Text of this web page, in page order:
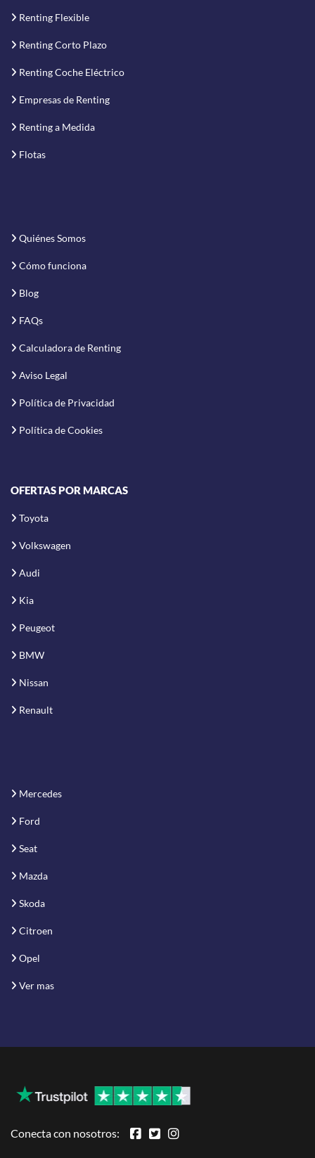
Renting Flexible
Renting Corto Plazo
Renting Coche Eléctrico
Empresas de Renting
Renting a Medida
Flotas
Quiénes Somos
Cómo funciona
Blog
FAQs
Calculadora de Renting
Aviso Legal
Política de Privacidad
Política de Cookies
OFERTAS POR MARCAS
Toyota
Volkswagen
Audi
Kia
Peugeot
BMW
Nissan
Renault
Mercedes
Ford
Seat
Mazda
Skoda
Citroen
Opel
Ver mas
Conecta con nosotros: